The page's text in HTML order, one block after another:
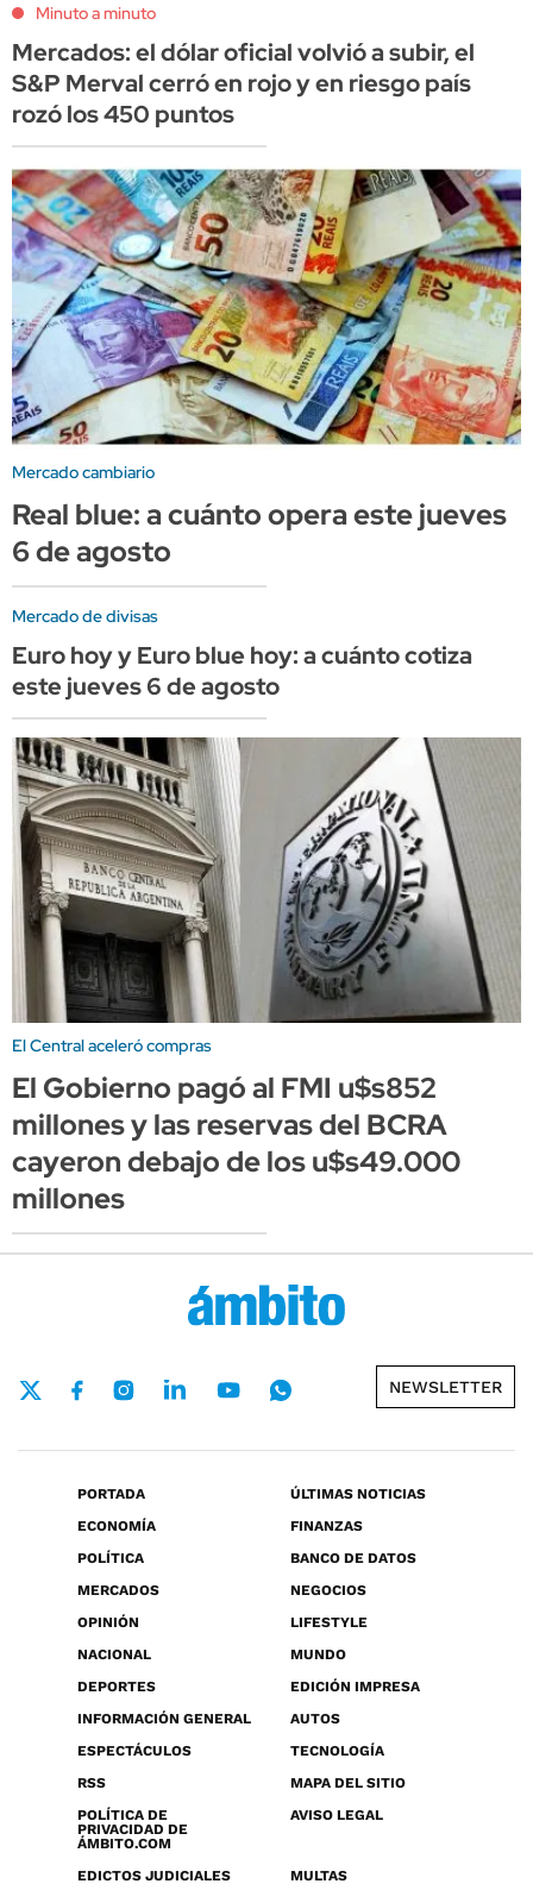
Minuto a minuto
Mercados: el dólar oficial volvió a subir, el
S&P Merval cerró en rojo y en riesgo país
rozó los 450 puntos
Mercado cambiario
Real blue: a cuánto opera este jueves
6 de agosto
Mercado de divisas
Euro hoy y Euro blue hoy: a cuánto cotiza
este jueves 6 de agosto
El Central aceleró compras
El Gobierno pagó al FMI u$s852
millones y las reservas del BCRA
cayeron debajo de los u$s49.000
millones
NEWSLETTER
PORTADA
ÚLTIMAS NOTICIAS
ECONOMÍA
FINANZAS
POLÍTICA
BANCO DE DATOS
MERCADOS
NEGOCIOS
OPINIÓN
LIFESTYLE
NACIONAL
MUNDO
DEPORTES
EDICIÓN IMPRESA
INFORMACIÓN GENERAL
AUTOS
ESPECTÁCULOS
TECNOLOGÍA
RSS
MAPA DEL SITIO
POLÍTICA DE
PRIVACIDAD DE
ÁMBITO.COM
AVISO LEGAL
EDICTOS JUDICIALES MULTAS